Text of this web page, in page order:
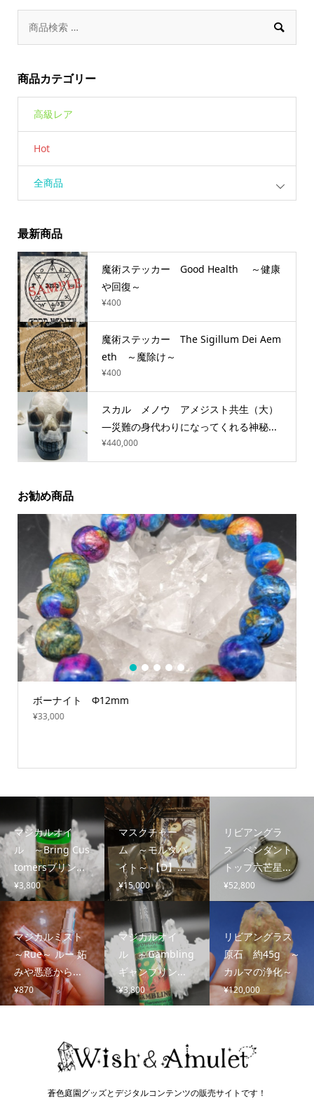

商品カテゴリー
高級レア
Hot
全商品
最新商品
魔術ステッカー Good Health ～健康
や回復～
¥400
魔術ステッカー The Sigillum Dei Aem
eth ～魔除け～
¥400
スカル メノウ アメジスト共生（大）
―災難の身代わりになってくれる神秘...
¥440,000
お勧め商品
ボーナイト Φ12mm
¥33,000
1 2 3 4 5
マジカルオイ
ル ～Bring Cus
tomersブリン...
¥3,800
マスクチャー
ム ～モルダバ
イト～ 【D】...
¥15,000
リビアングラ
ス ペンダント
トップ六芒星...
¥52,800
マジカルミスト
～Rue～ ルー 妬
みや悪意から...
¥870
マジカルオイ
ル ～Gambling
ギャンブリン...
¥3,800
リビアングラス
原石 約45g ～
カルマの浄化～
¥120,000
蒼色庭園グッズとデジタルコンテンツの販売サイトです！